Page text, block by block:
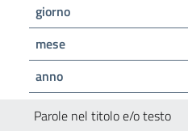
giorno
mese
anno
Parole nel titolo e/o testo